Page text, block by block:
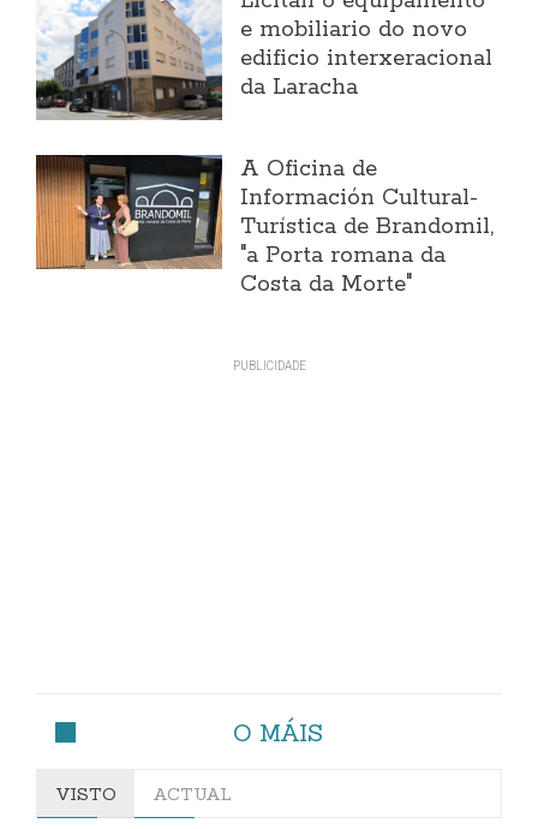
e mobiliario do novo
edificio interxeracional
da Laracha
A Oficina de
Información Cultural-
Turística de Brandomil,
"a Porta romana da
Costa da Morte"
O MÁIS
VISTO ACTUAL